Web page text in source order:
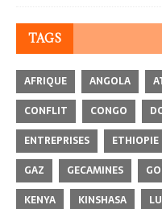
TAGS
AFRIQUE ANGOLA
CONFLIT
CONGO
ENTREPRISES
ETHIOPIE
GAZ
GECAMINES
KENYA
KINSHASA